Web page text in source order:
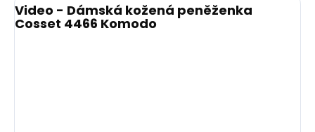
Video - Dámská kožená peněženka
Cosset 4466 Komodo